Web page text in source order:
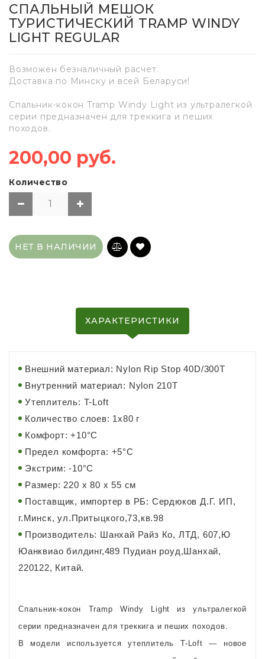
СПАЛЬНЫЙ МЕШОК
ТУРИСТИЧЕСКИЙ TRAMP WINDY
LIGHT REGULAR
Возможен безналичный расчет.
Доставка по Минску и всей Беларуси!
Спальник-кокон Tramp Windy Light из ультралегкой
серии предназначен для треккига и пеших
походов.
200,00 руб.
Количество
НЕТ В НАЛИЧИИ
ХАРАКТЕРИСТИКИ
Внешний материал: Nylon Rip Stop 40D/300Т
Внутренний материал: Nylon 210Т
Утеплитель: T-Loft
Количество слоев: 1х80 г
Комфорт: +10°С
Предел комфорта: +5°С
Экстрим: -10°С
Размер: 220 х 80 х 55 см
Поставщик, импортер в РБ: Сердюков Д.Г. ИП,
г.Минск, ул.Притыцкого,73,кв.98
Производитель: Шанхай Райз Ко, ЛТД, 607,Ю
Юанквиао билдинг,489 Пудиан роуд,Шанхай,
220122, Китай.
Спальник-кокон Tramp Windy Light из ультралегкой
серии предназначен для треккига и пеших походов.
В модели используется утеплитель T-Loft — новое